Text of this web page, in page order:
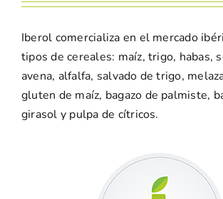
Iberol comercializa en el mercado
tipos de cereales: maíz, trigo, habas,
avena, alfalfa, salvado de trigo,
gluten de maíz, bagazo de palmiste,
girasol y pulpa de cítricos.